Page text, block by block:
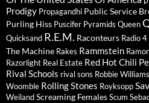
Prodigy Propagandhi Public Service
Purling Hiss Puscifer Pyramids Queen
Quicksand R.E.M. Raconteurs Radio 4
The Machine Rakes Rammstein
Razorlight Real Estate Red Hot Chili
Rival Schools rival sons Robbie Williams
Woomble Rolling Stones Royksopp
WeilandScreaming FemalesScum